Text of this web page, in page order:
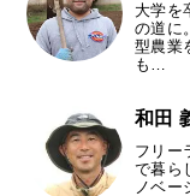
大学を
の道に
型農業
も…
和田
フリー
で暮ら
ノベ